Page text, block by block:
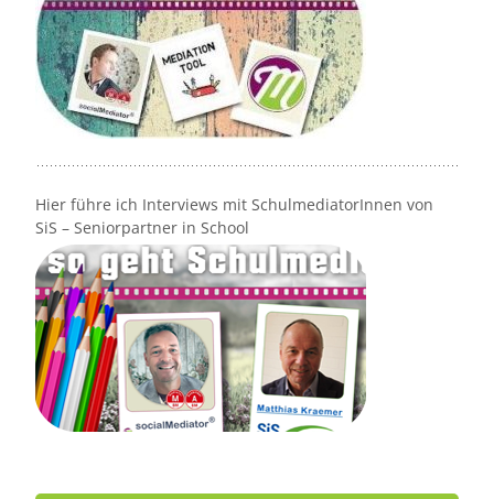
Hier führe ich Interviews mit SchulmediatorInnen von
SiS – Seniorpartner in School